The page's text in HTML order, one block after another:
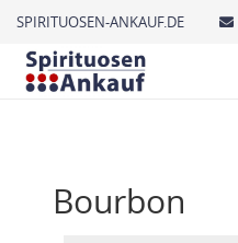
SPIRITUOSEN-ANKAUF.DE
Bourbon